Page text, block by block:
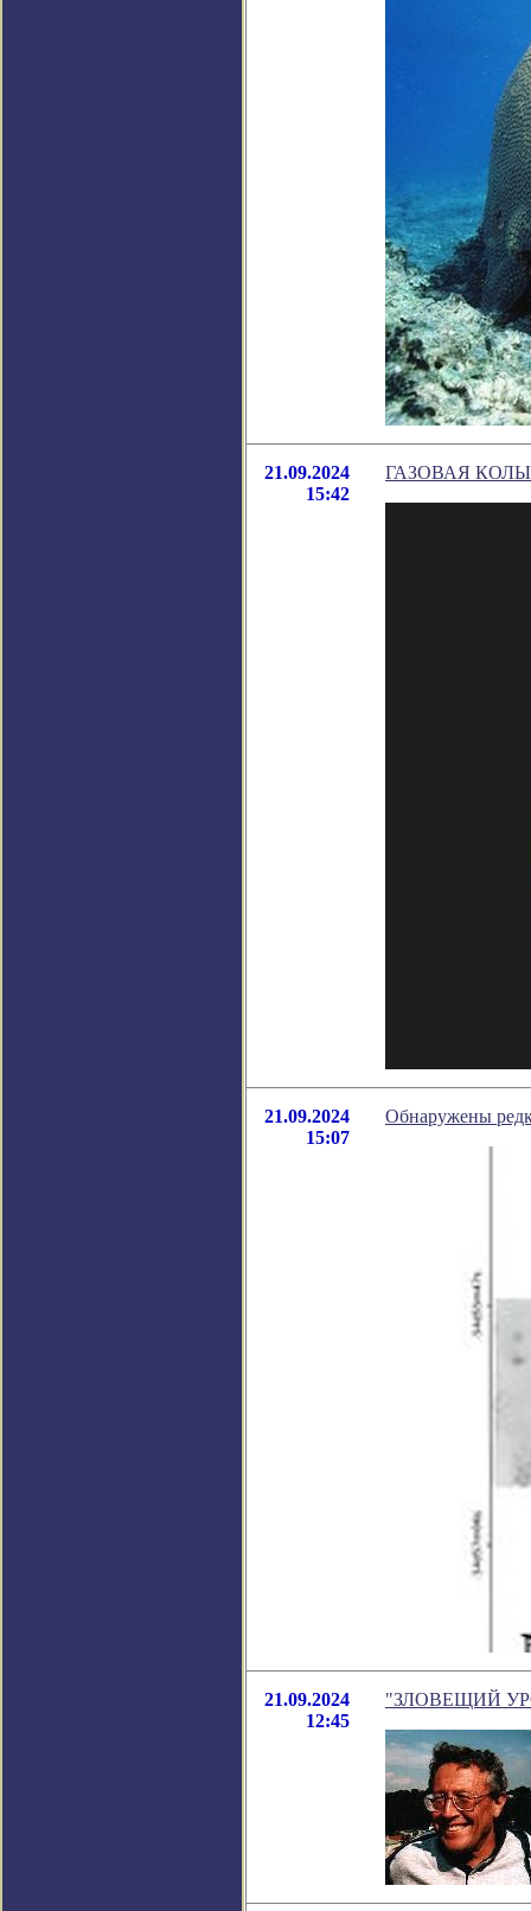
21.09.2024
15:42
ГАЗОВАЯ
21.09.2024
15:07
Обнаружены
21.09.2024
12:45
"ЗЛОВЕЩИЙ